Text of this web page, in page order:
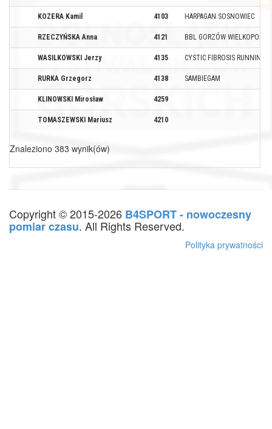
KOZERA Kamil 4103 HARPAGAN SOSNOWIEC
RZECZYŃSKA Anna 4121 BBL GORZÓW WIELKOPOLSKI
WASILKOWSKI Jerzy 4135 CYSTIC FIBROSIS RUNNING
RURKA Grzegorz 4138 SAMBIEGAM
KLINOWSKI Mirosław 4259
TOMASZEWSKI Mariusz 4210
Znaleziono 383 wynik(ów)
Copyright © 2015-2026 B4SPORT - nowoczesny
pomiar czasu. All Rights Reserved.
Polityka prywatności